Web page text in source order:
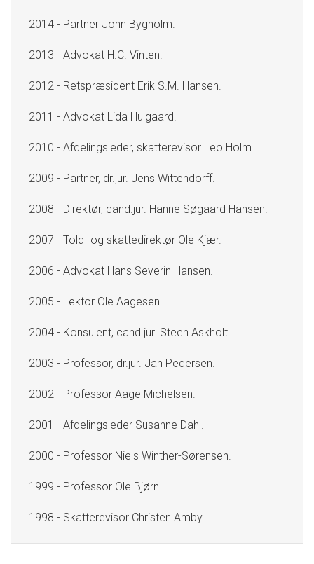
2014 - Partner John Bygholm.
2013 - Advokat H.C. Vinten.
2012 - Retspræsident Erik S.M. Hansen.
2011 - Advokat Lida Hulgaard.
2010 - Afdelingsleder, skatterevisor Leo Holm.
2009 - Partner, dr.jur. Jens Wittendorff.
2008 - Direktør, cand.jur. Hanne Søgaard Hansen.
2007 - Told- og skattedirektør Ole Kjær.
2006 - Advokat Hans Severin Hansen.
2005 - Lektor Ole Aagesen.
2004 - Konsulent, cand.jur. Steen Askholt.
2003 - Professor, dr.jur. Jan Pedersen.
2002 - Professor Aage Michelsen.
2001 - Afdelingsleder Susanne Dahl.
2000 - Professor Niels Winther-Sørensen.
1999 - Professor Ole Bjørn.
1998 - Skatterevisor Christen Amby.